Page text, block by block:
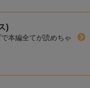
)
本編全てが読めちゃ